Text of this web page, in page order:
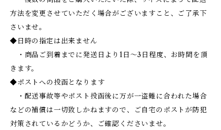
方法を変更させていただく場合がございますこと、ご了承下
さいませ。
◆日時の指定は出来ません
・商品ご到着までに発送日より1日～3日程度、お時間を頂
きます。
◆ポストへの投函となります
・配送事故等やポスト投函後に万が一盗難に合われた場合
などの補償は一切致しかねますので、ご自宅のポストが防犯
対策されているかどうか、ご確認くださいませ。